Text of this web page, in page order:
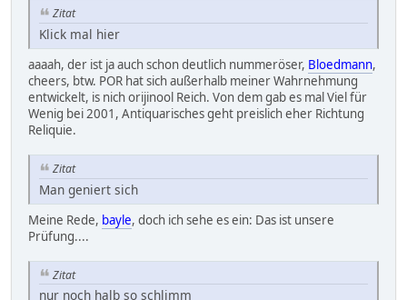
Zitat
Klick mal hier
aaaah, der ist ja auch schon deutlich nummeröser, Bloedmann,
cheers, btw. POR hat sich außerhalb meiner Wahrnehmung
entwickelt, is nich orijinool Reich. Von dem gab es mal Viel für
Wenig bei 2001, Antiquarisches geht preislich eher Richtung
Reliquie.
Zitat
Man geniert sich
Meine Rede, bayle, doch ich sehe es ein: Das ist unsere
Prüfung....
Zitat
nur noch halb so schlimm